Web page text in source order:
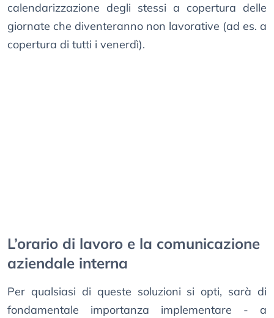
calendarizzazione degli stessi a copertura delle
giornate che diventeranno non lavorative (ad es. a
copertura di tutti i venerdì).
L’orario di lavoro e la comunicazione
aziendale interna
Per qualsiasi di queste soluzioni si opti, sarà di
fondamentale importanza implementare - a